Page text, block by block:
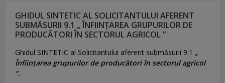
GHIDUL SINTETIC AL SOLICITANTULUI AFERENT
SUBMĂSURII 9.1 „ ÎNFIINȚAREA GRUPURILOR DE
PRODUCĂTORI ÎN SECTORUL AGRICOL ”
Ghidul SINTETIC al Solicitantului aferent submăsurii 9.1 „
Înființarea grupurilor de producători în sectorul agricol
”.